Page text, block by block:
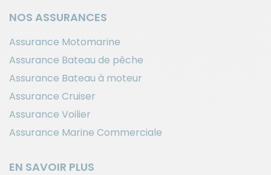
NOS ASSURANCES
Assurance Motomarine
Assurance Bateau de pêche
Assurance Bateau à moteur
Assurance Cruiser
Assurance Voilier
Assurance Marine Commerciale
EN SAVOIR PLUS